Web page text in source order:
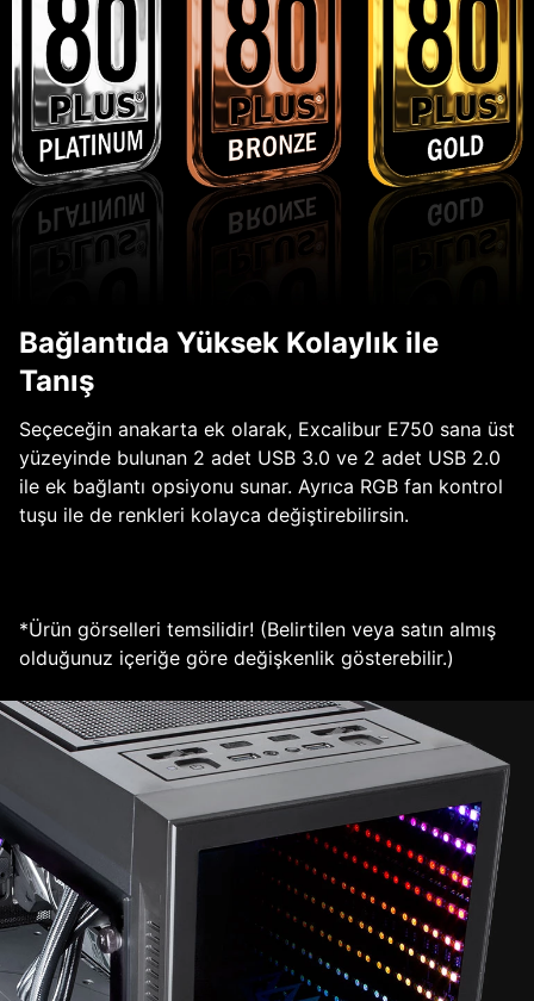
Bağlantıda Yüksek Kolaylık ile
Tanış
Seçeceğin anakarta ek olarak, Excalibur E750 sana üst
yüzeyinde bulunan 2 adet USB 3.0 ve 2 adet USB 2.0
ile ek bağlantı opsiyonu sunar. Ayrıca RGB fan kontrol
tuşu ile de renkleri kolayca değiştirebilirsin.
*Ürün görselleri temsilidir! (Belirtilen veya satın almış
olduğunuz içeriğe göre değişkenlik gösterebilir.)